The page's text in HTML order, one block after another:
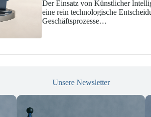
Die europäische
enorme Komplexität erreicht, die
und Versicherungswirtschaft vor…
Unsere Newsletter